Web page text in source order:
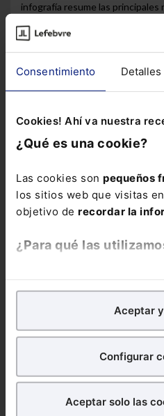
Consentimiento Detalles
Cookies! Ahí va nuestra
¿Qué es una cookie?
Las cookies son pequeños
los sitios web que visitas
objetivo de recordar la
¿Para qué las
analíticospara tratar de
nuestra página web.
para poder mostrarte
¿Qué puedes hacer?
Aceptar
Configurar
Aceptar solo las
infografía resume las
Jubilación en 2024
poder acceder a la jubilación